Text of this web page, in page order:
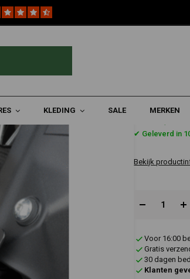
KLEDING SALE MERKEN
Yamaha Ténéré 700 | Zwart
€12,95
✔ Geleverd in
Bekijk
Voor 16:00
Gratis
30 dagen
Klanten